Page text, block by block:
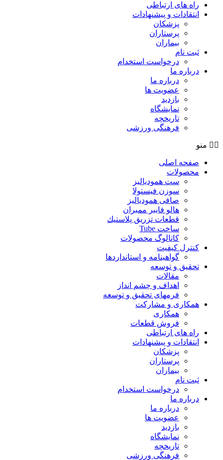
راه های ارتباطی
انتقادات و پيشنهادات
پزشكان
پرستاران
بيماران
ثبت نام
درخواست استخدام
درباره ما
درباره ما
عضویت ها
بازدید
نمایشگاه
تاريخچه
فرهنگی ورزشی
منو
صفحه اصلی
محصولات
ست همودیالیز
سوزن فیستولا
صافی همودیالیز
هالو فایبر ممبران
قطعات تزريق پلاستيك
ساخت Tube
کاتالوگ محصولات
کنترل کیفیت
گواهينامه و استانداردها
تحقيق و توسعه
مقالات
اهداف و چشم انداز
فرمهای تحقیق و توسعه
همکاری و مشارکت
همکاری
فروش قطعات
راه های ارتباطی
انتقادات و پيشنهادات
پزشكان
پرستاران
بيماران
ثبت نام
درخواست استخدام
درباره ما
درباره ما
عضویت ها
بازدید
نمایشگاه
تاريخچه
فرهنگی ورزشی